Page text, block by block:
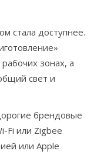
стала доступнее.
зонах, а
свет и
брендовые
Fi или Zigbee
или Apple